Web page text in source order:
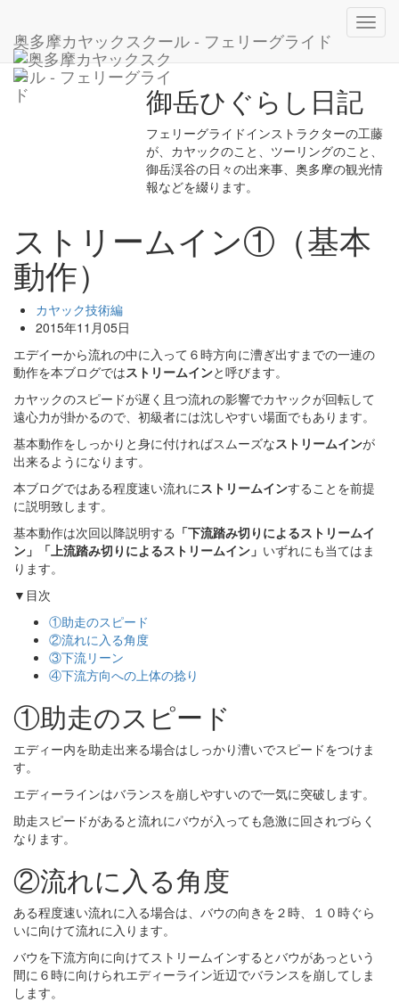
奥多摩カヤックスクール - フェリーグライド
ストリームイン①（基本動作）
御岳ひぐらし日記
フェリーグライドインストラクターの工藤
が、カヤックのこと、ツーリングのこと、
御岳渓谷の日々の出来事、奥多摩の観光情
報などを綴ります。
ストリームイン①（基本
動作）
カヤック技術編
2015年11月05日
エデイーから流れの中に入って６時方向に漕ぎ出すまでの一連の
動作を本ブログではストリームインと呼びます。
カヤックのスピードが遅く且つ流れの影響でカヤックが回転して
遠心力が掛かるので、初級者には沈しやすい場面でもあります。
基本動作をしっかりと身に付ければスムーズなストリームインが
出来るようになります。
本ブログではある程度速い流れにストリームインすることを前提
に説明致します。
基本動作は次回以降説明する 「下流踏み切りによるストリームイ
ン」
「上流踏み切りによるストリームイン」 いずれにも当てはま
ります。
▼目次
①助走のスピード
②流れに入る角度
③下流リーン
④下流方向への上体の捻り
①助走のスピード
エディー内を助走出来る場合はしっかり漕いでスピードをつけま
す。
エディーラインはバランスを崩しやすいので一気に突破します。
助走スピードがあると流れにバウが入っても急激に回されづらく
なります。
②流れに入る角度
ある程度速い流れに入る場合は、バウの向きを２時、１０時ぐら
いに向けて流れに入ります。
バウを下流方向に向けてストリームインするとバウがあっという
間に６時に向けられエディーライン近辺でバランスを崩してしま
します。